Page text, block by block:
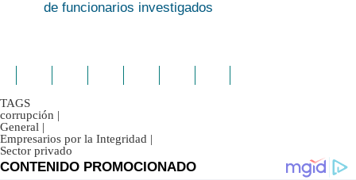
de funcionarios investigados
TAGS
corrupción |
General |
Empresarios por la Integridad |
Sector privado